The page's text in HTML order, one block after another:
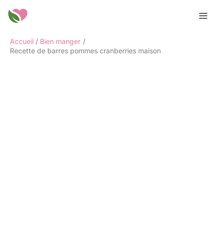
Accueil
Bien manger
Recette de barres pommes cranberries maison